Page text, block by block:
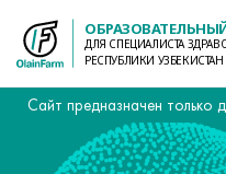
ДЛЯ СПЕЦИАЛИСТА
РЕСПУБЛИКИ УЗБЕКИСТАН
Сайт предназначен только